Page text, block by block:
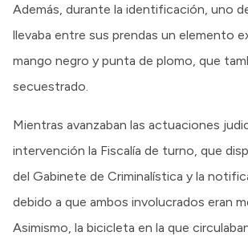
Además, durante la identificación, uno
llevaba entre sus prendas un elemento
mango negro y punta de plomo, que
secuestrado.
Mientras avanzaban las actuaciones
intervención la Fiscalía de turno, que
del Gabinete de Criminalística y la
debido a que ambos involucrados eran
Asimismo, la bicicleta en la que